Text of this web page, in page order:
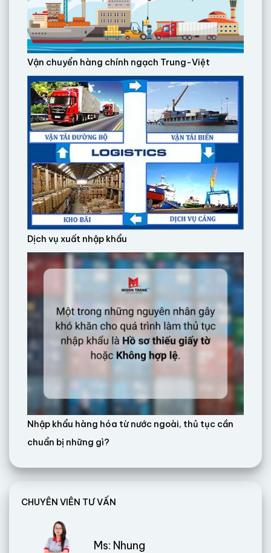
Vận chuyển hàng chính ngạch Trung-Việt
Dịch vụ xuất nhập khẩu
Nhập khẩu hàng hóa từ nước ngoài, thủ tục cần
chuẩn bị những gì?
CHUYÊN VIÊN TƯ VẤN
Ms: Nhung